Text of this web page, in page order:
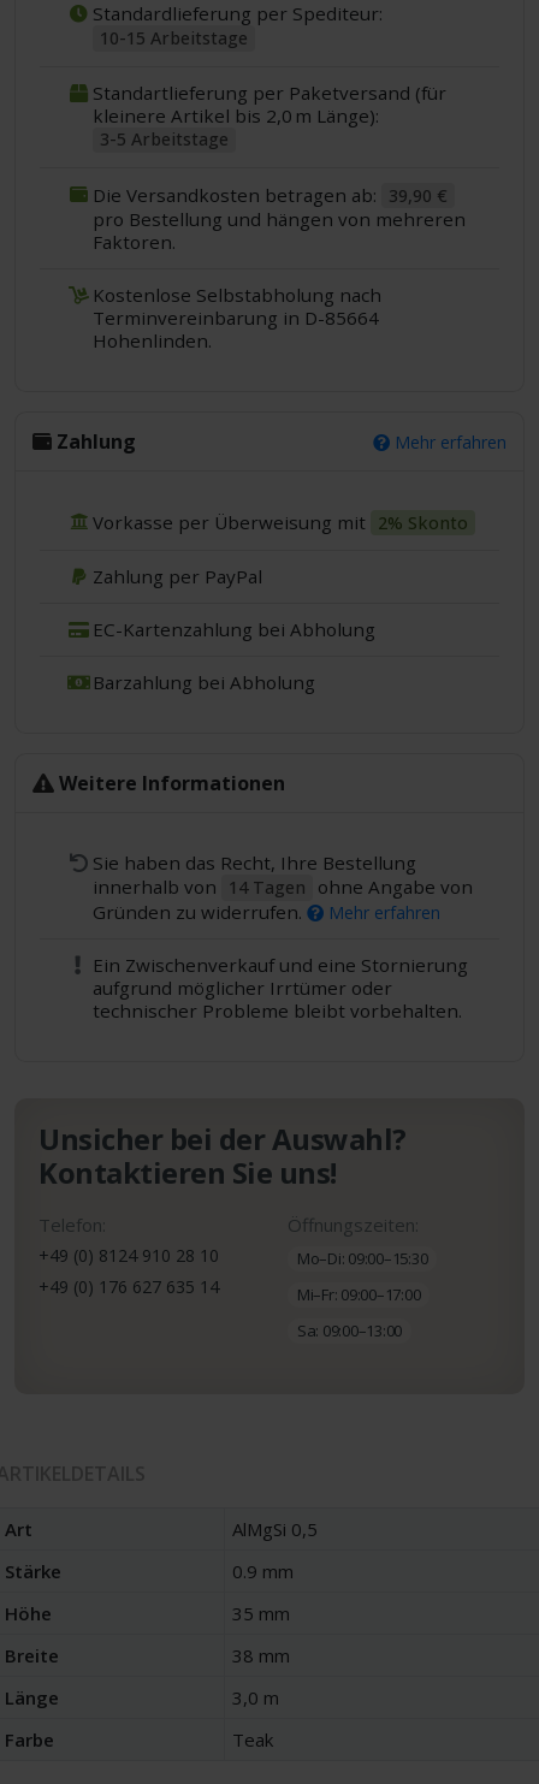
Art
AlMgSi 0,5
Stärke
0.9 mm
Höhe
35 mm
Breite
38 mm
Länge
3,0 m
Farbe
Teak
Standardlieferung per Spediteur:
10-15 Arbeitstage
Standartlieferung per Paketversand (für
kleinere Artikel bis 2,0 m Länge):
3-5 Arbeitstage
Die Versandkosten betragen ab: 39,90 €
pro Bestellung und hängen von mehreren
Faktoren.
Kostenlose Selbstabholung nach
Terminvereinbarung in D-85664
Hohenlinden.
Zahlung Mehr erfahren
Vorkasse per Überweisung mit 2% Skonto
Zahlung per PayPal
EC-Kartenzahlung bei Abholung
Barzahlung bei Abholung
Weitere Informationen
Sie haben das Recht, Ihre Bestellung
innerhalb von
14 Tagen
ohne Angabe von
Gründen zu widerrufen.
Mehr erfahren
Ein Zwischenverkauf und eine Stornierung
aufgrund möglicher Irrtümer oder
technischer Probleme bleibt vorbehalten.
Unsicher bei der Auswahl?
Kontaktieren Sie uns!
Telefon:
+49 (0) 8124 910 28 10
+49 (0) 176 627 635 14
Öffnungszeiten:
Mo–Di: 09:00–15:30
Mi–Fr: 09:00–17:00
Sa: 09:00–13:00